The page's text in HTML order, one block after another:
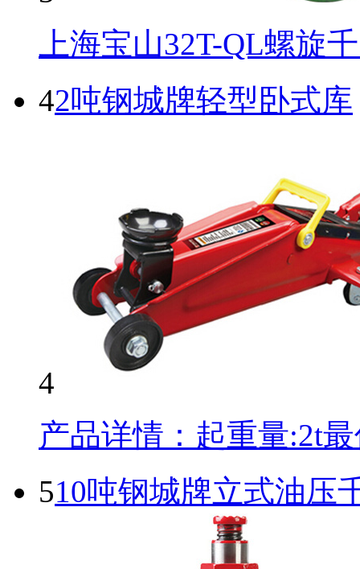
上海宝山32T-QL螺旋
42吨钢城牌轻型卧式库
4
产品详情：起重量:2t
510吨钢城牌立式油压